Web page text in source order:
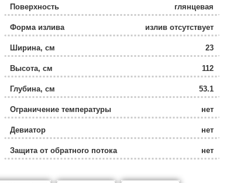
Поверхность глянцевая
Форма излива излив отсутствует
Ширина, см 23
Высота, см 112
Глубина, см 53.1
Ограничение температуры нет
Девиатор нет
Защита от обратного потока нет